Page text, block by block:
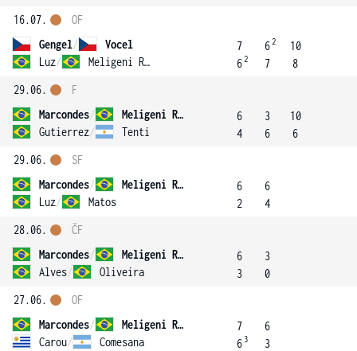
16.07.
Gengel/
Vocel
Luz/ Meligeni Rodrigues Alves
OF
7
62
62
7
10
8
29.06.
Marcondes/
Meligeni Rodrigues Alves
Gutierrez/ Tenti
F
6
4
3
6
10
6
29.06.
Marcondes/
Meligeni Rodrigues Alves
Luz/ Matos
SF
6
2
6
4
28.06.
Marcondes/
Meligeni Rodrigues Alves
Alves/ Oliveira
ČF
6
3
3
0
27.06.
Marcondes/
Meligeni Rodrigues Alves
Carou/ Comesana
OF
7
6 3
6
3